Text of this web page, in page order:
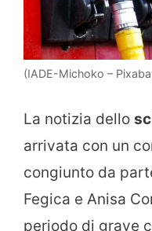
(IADE-Michoko –
La notizia dello
arrivata con un
congiunto da
Fegica e Anisa
periodo di grave